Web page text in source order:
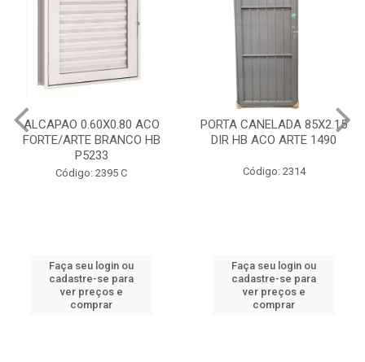
PORTA CANELADA 85X2.15
DIR HB ACO ARTE 1490
Código: 2314
Faça seu login ou
cadastre-se para
ver preços e
comprar
PORTA LAMINADA 60X215
DIR POP/MIX HB
Código: 2340
Faça seu login ou
cadastre-se para
ver preços e
comprar